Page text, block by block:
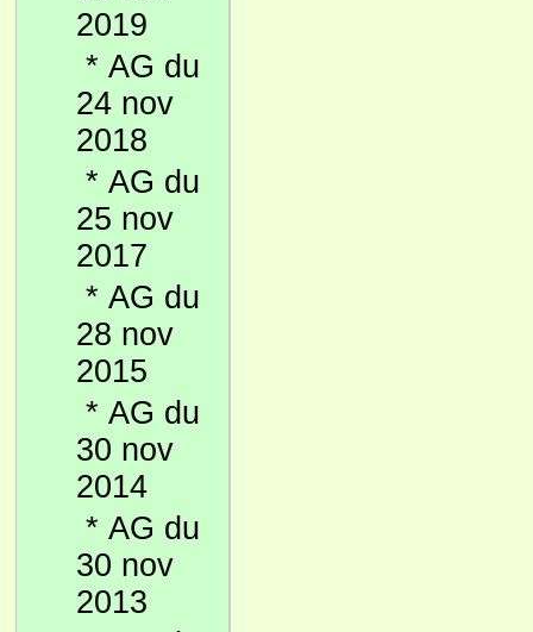
2019
* AG du
24 nov
2018
* AG du
25 nov
2017
* AG du
28 nov
2015
* AG du
30 nov
2014
* AG du
30 nov
2013